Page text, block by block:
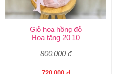
Giỏ hoa hồng đỏ
Hoa tặng 20 10
800.000 đ